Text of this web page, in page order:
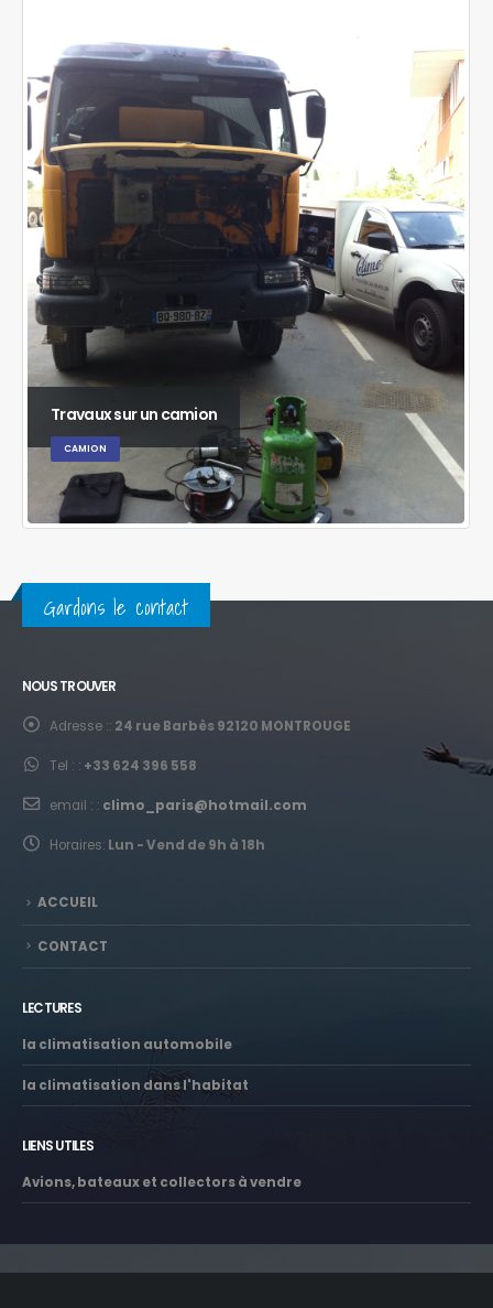
Travaux sur un camion
CAMION
Gardons le contact
NOUS TROUVER
Adresse :: 24 rue Barbès 92120 MONTROUGE
Tel : : +33 624 396 558
email : : climo_paris@hotmail.com
Horaires: Lun - Vend de 9h à 18h
ACCUEIL
CONTACT
LECTURES
la climatisation automobile
la climatisation dans l'habitat
LIENS UTILES
Avions, bateaux et collectors à vendre